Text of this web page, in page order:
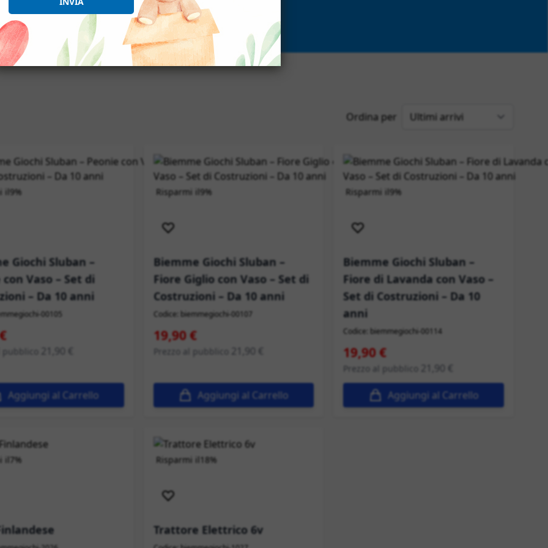
Ordina per
il9%
Giochi Sluban –
con Vaso – Set di
– Da 10 anni
00105
pubblico 21,90 €
Aggiungi al Carrello
Risparmi il9%
Biemme Giochi Sluban –
Fiore Giglio con Vaso – Set di
Costruzioni – Da 10 anni
Codice: biemmegiochi-00107
Prezzo speciale
19,90 €
Prezzo al pubblico 21,90 €
Aggiungi al Carrello
Risparmi il9%
Biemme Giochi Sluban –
Fiore di Lavanda con Vaso –
Set di Costruzioni – Da 10
anni
Codice: biemmegiochi-00114
Prezzo speciale
19,90 €
Prezzo al pubblico
21,90 €
Aggiungi al Carrello
il 7%
Risparmi il 18%
Trattore Elettrico 6v